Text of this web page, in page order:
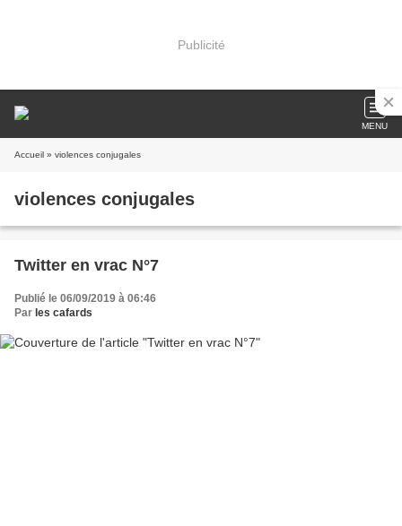
Publicité
MENU
Accueil » violences conjugales
violences conjugales
Twitter en vrac N°7
Publié le 06/09/2019 à 06:46
Par les cafards